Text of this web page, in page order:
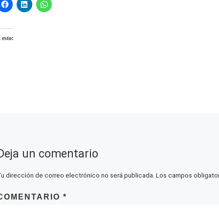
esto:
un comentario
dirección de correo electrónico no será publicada. Los campos
*